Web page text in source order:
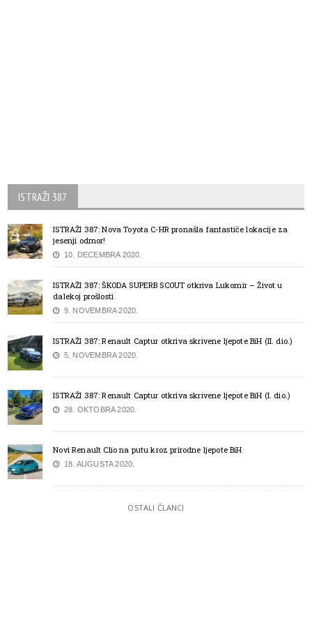
ISTRAŽI 387
ISTRAŽI 387: Nova Toyota C-HR pronašla fantastiče lokacije za
jesenji odmor!
10. DECEMBRA 2020.
ISTRAŽI 387: ŠKODA SUPERB SCOUT otkriva Lukomir – Život u
dalekoj prošlosti
9. NOVEMBRA 2020.
ISTRAŽI 387: Renault Captur otkriva skrivene ljepote BiH (II. dio.)
5. NOVEMBRA 2020.
ISTRAŽI 387: Renault Captur otkriva skrivene ljepote BiH (I. dio.)
28. OKTOBRA 2020.
Novi Renault Clio na putu kroz prirodne ljepote BiH
18. AUGUSTA 2020.
OSTALI ČLANCI